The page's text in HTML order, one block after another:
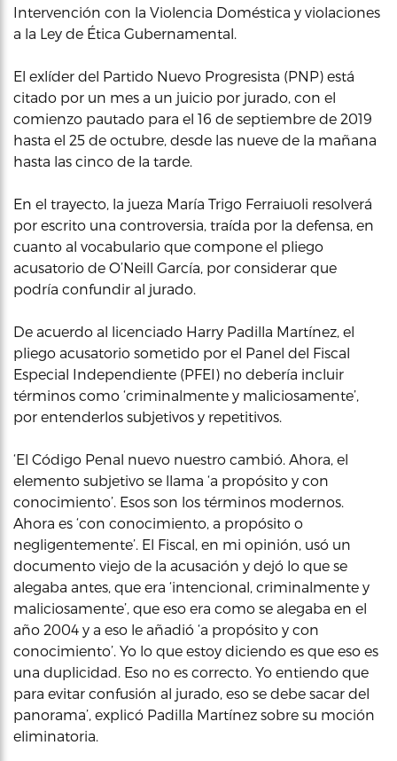
Intervención con la Violencia Doméstica y violaciones
a la Ley de Ética Gubernamental.
El exlíder del Partido Nuevo Progresista (PNP) está
citado por un mes a un juicio por jurado, con el
comienzo pautado para el 16 de septiembre de 2019
hasta el 25 de octubre, desde las nueve de la mañana
hasta las cinco de la tarde.
En el trayecto, la jueza María Trigo Ferraiuoli resolverá
por escrito una controversia, traída por la defensa, en
cuanto al vocabulario que compone el pliego
acusatorio de O’Neill García, por considerar que
podría confundir al jurado.
De acuerdo al licenciado Harry Padilla Martínez, el
pliego acusatorio sometido por el Panel del Fiscal
Especial Independiente (PFEI) no debería incluir
términos como ‘criminalmente y maliciosamente’,
por entenderlos subjetivos y repetitivos.
‘El Código Penal nuevo nuestro cambió. Ahora, el
elemento subjetivo se llama ‘a propósito y con
conocimiento’. Esos son los términos modernos.
Ahora es ‘con conocimiento, a propósito o
negligentemente’. El Fiscal, en mi opinión, usó un
documento viejo de la acusación y dejó lo que se
alegaba antes, que era ‘intencional, criminalmente y
maliciosamente’, que eso era como se alegaba en el
año 2004 y a eso le añadió ‘a propósito y con
conocimiento’. Yo lo que estoy diciendo es que eso es
una duplicidad. Eso no es correcto. Yo entiendo que
para evitar confusión al jurado, eso se debe sacar del
panorama’, explicó Padilla Martínez sobre su moción
eliminatoria.